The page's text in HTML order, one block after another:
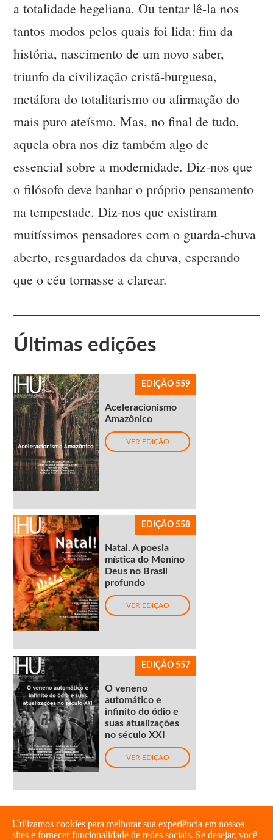
a totalidade hegeliana. Ou tentar lê-la nos
tantos modos pelos quais foi lida: fim da
história, nascimento de um novo saber,
triunfo da civilização cristã-burguesa,
metáfora do totalitarismo ou afirmação do
mais puro ateísmo. Mas, no final de tudo,
aquela obra nos diz também algo de
essencial sobre a modernidade. Diz-nos que
o filósofo deve banhar o próprio pensamento
na tempestade. Diz-nos que existiram
muitíssimos pensadores com o guarda-chuva
aberto, resguardados da chuva, esperando
que o céu tornasse a clarear.
Últimas edições
EDIÇÃO 559
Aceleracionismo
Amazônico
VER EDIÇÃO
EDIÇÃO 558
Natal. A poesia
mística do Menino
Deus no Brasil
profundo
VER EDIÇÃO
EDIÇÃO 557
O veneno
automático e
infinito do ódio e
suas atualizações
no século XXI
VER EDIÇÃO
Utilizamos cookies para melhorar sua experiência em nossos
sites e fornecer funcionalidade de redes sociais. Se desejar, você